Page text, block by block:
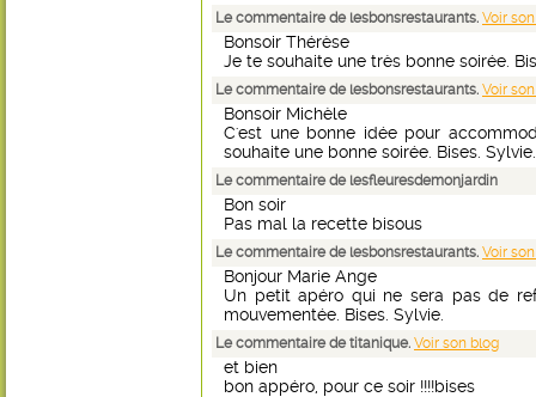
Le commentaire de lesbonsrestaurants. Voir
Bonsoir Thérèse
Je te souhaite une très bonne soirée.
Le commentaire de lesbonsrestaurants. Voir
Bonsoir Michèle
C'est une bonne idée pour
souhaite une bonne soirée. Bises. Sylvie.
Le commentaire de lesfleuresdemonjardin
Bon soir
Pas mal la recette bisous
Le commentaire de lesbonsrestaurants. Voir
Bonjour Marie Ange
Un petit apéro qui ne sera pas de
mouvementée. Bises. Sylvie.
Le commentaire de titanique. Voir son blog
et bien
bon appéro, pour ce soir !!!!bises